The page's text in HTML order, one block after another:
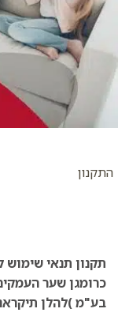
התקנון
תקנון תנאי
כרומגן שער העמקים
בע"מ )להלן